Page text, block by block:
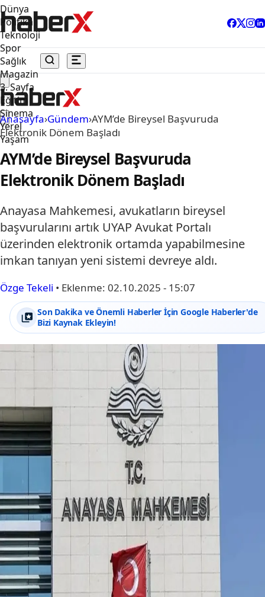
Dünya
Politika
Teknoloji
Spor
Sağlık
Magazin
3. Sayfa
Eğitim
Sinema
Yerel
Yaşam
Anasayfa›Gündem›AYM’de Bireysel Başvuruda
Elektronik Dönem Başladı
AYM’de Bireysel Başvuruda
Elektronik Dönem Başladı
Anayasa Mahkemesi, avukatların bireysel
başvurularını artık UYAP Avukat Portalı
üzerinden elektronik ortamda yapabilmesine
imkan tanıyan yeni sistemi devreye aldı.
Özge Tekeli • Eklenme: 02.10.2025 - 15:07
Son Dakika ve Önemli Haberler İçin Google Haberler'de
Bizi Kaynak Ekleyin!